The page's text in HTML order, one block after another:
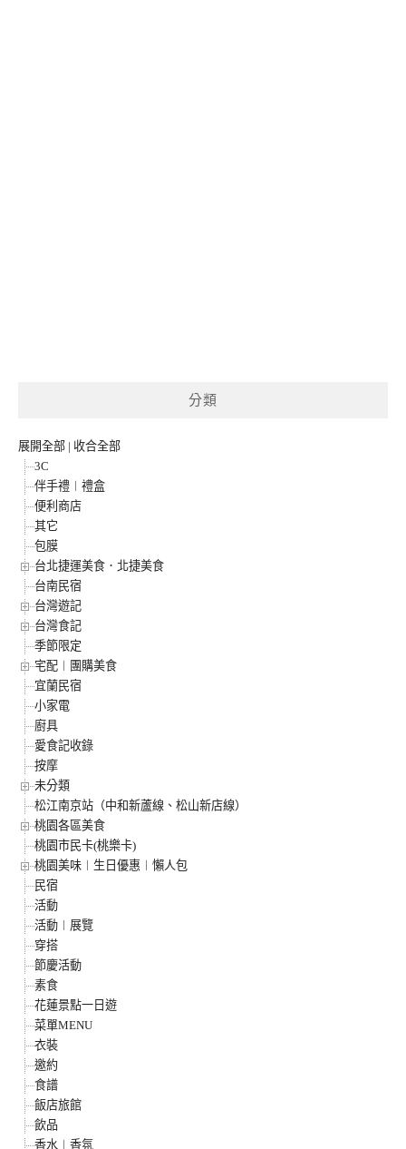
分類
展開全部 | 收合全部
3C
伴手禮︱禮盒
便利商店
其它
包膜
台北捷運美食．北捷美食
台南民宿
台灣遊記
台灣食記
季節限定
宅配︱團購美食
宜蘭民宿
小家電
廚具
愛食記收錄
按摩
未分類
松江南京站（中和新蘆線、松山新店線）
桃園各區美食
桃園市民卡(桃樂卡)
桃園美味︱生日優惠︱懶人包
民宿
活動
活動︱展覽
穿搭
節慶活動
素食
花蓮景點一日遊
菜單MENU
衣裝
邀約
食譜
飯店旅館
飲品
香水︱香氛